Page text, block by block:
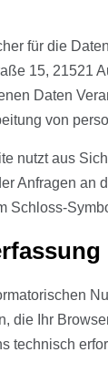
für die
15, 21521
Daten
von
nutzt aus
Anfragen an
Schloss-
die Ihr
technisch